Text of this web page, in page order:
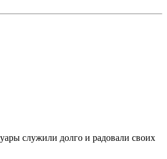
служили долго и радовали своих